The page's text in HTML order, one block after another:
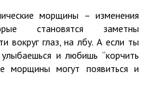
морщины – изменения
становятся заметны
вокруг глаз, на лбу. А если ты
и любишь “корчить
морщины могут появиться и